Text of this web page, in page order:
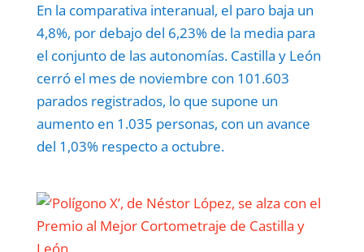
En la comparativa interanual, el paro baja un
4,8%, por debajo del 6,23% de la media para
el conjunto de las autonomías. Castilla y León
cerró el mes de noviembre con 101.603
parados registrados, lo que supone un
aumento en 1.035 personas, con un avance
del 1,03% respecto a octubre.